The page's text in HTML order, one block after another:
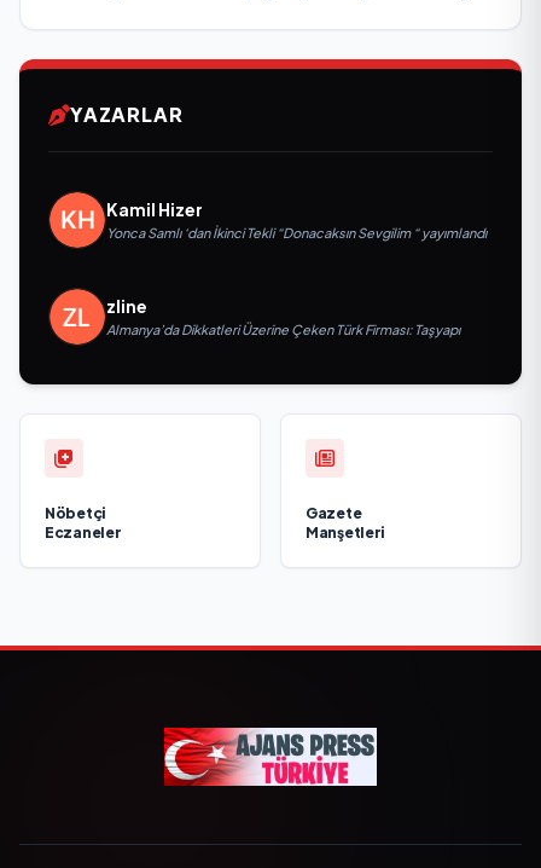
YAZARLAR
Kamil Hizer
Yonca Samlı ‘dan İkinci Tekli “Donacaksın Sevgilim “ yayımlandı
zline
Almanya’da Dikkatleri Üzerine Çeken Türk Firması: Taşyapı
Nöbetçi
Eczaneler
Gazete
Manşetleri